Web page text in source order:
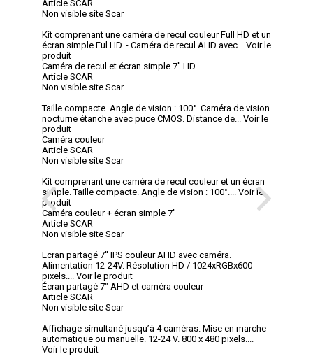
Article SCAR
Non visible site Scar
Kit comprenant une caméra de recul couleur Full HD et un
écran simple Ful HD. - Caméra de recul AHD avec...
Voir le
produit
Caméra de recul et écran simple 7'' HD
Article SCAR
Non visible site Scar
Taille compacte. Angle de vision : 100°. Caméra de vision
nocturne étanche avec puce CMOS. Distance de...
Voir le
produit
Caméra couleur
Article SCAR
Non visible site Scar
Kit comprenant une caméra de recul couleur et un écran
simple. Taille compacte. Angle de vision : 100°....
Voir le
produit
Caméra couleur + écran simple 7"
Article SCAR
Non visible site Scar
Ecran partagé 7'' IPS couleur AHD avec caméra.
Alimentation 12-24V. Résolution HD / 1024xRGBx600
pixels....
Voir le produit
Écran partagé 7" AHD et caméra couleur
Article SCAR
Non visible site Scar
Affichage simultané jusqu’à 4 caméras. Mise en marche
automatique ou manuelle. 12-24 V. 800 x 480 pixels....
Voir le produit